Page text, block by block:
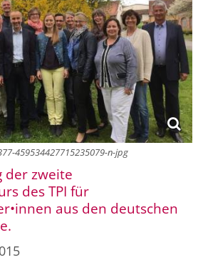
459534427715235079-n-jpg
der zweite
des TPI für
aus den deutschen